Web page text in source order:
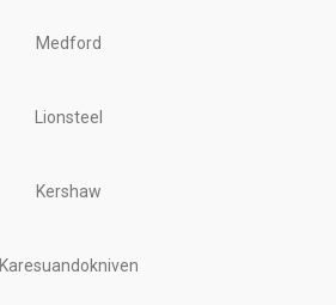
Medford
Lionsteel
Kershaw
Karesuandokniven